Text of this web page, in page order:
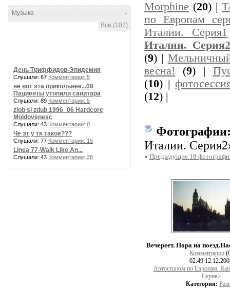
-
Музыка
Все (107)
День Триффидов-Эпидемия
Слушали: 67 Комментарии: 5
не вот эта прикольнее...08
Пациенты утопили санитара
Слушали: 89 Комментарии: 5
zlob si zdub 1996_06 Hardcore
Moldovenesc
Слушали: 43 Комментарии: 0
Че эт у тя такое???
Слушали: 77 Комментарии: 15
Linea 77-Walk Like An...
Слушали: 43 Комментарии: 28
Morphine (20) |
по Европам
Италии. Серия1
Италии.
(9) |
весна! (9) |
(10) |
(12) |
Италии.
« Предыдущие 18
Вечереет. Пора на
Комментарии
02:49
Автостопом по Европам.
Серия2
Категория: